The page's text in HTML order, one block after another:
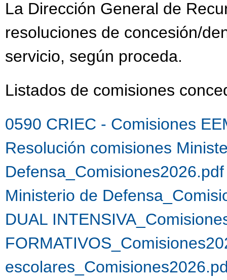
La Dirección General de
resoluciones de concesión/
servicio, según proceda.
Listados de comisiones
0590 CRIEC - Comisiones
Resolución comisiones
Ministerio de
DUAL